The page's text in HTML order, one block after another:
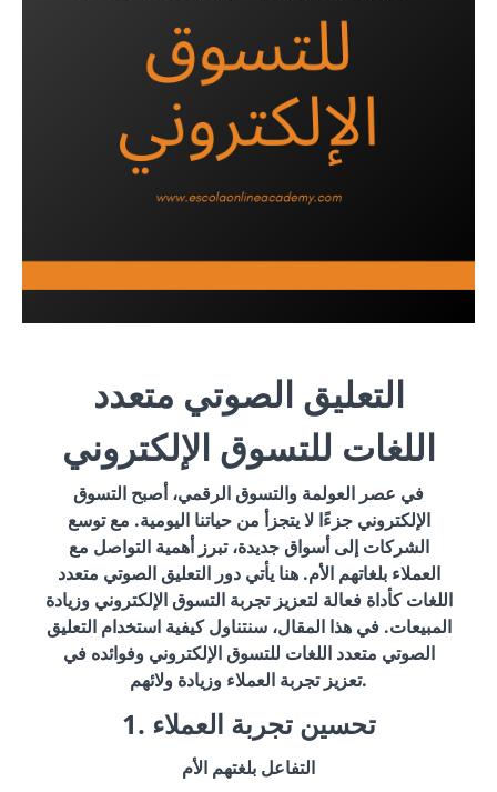
التعليق الصوتي متعدد
اللغات للتسوق الإلكتروني
في عصر العولمة والتسوق الرقمي، أصبح التسوق
الإلكتروني جزءًا لا يتجزأ من حياتنا اليومية. مع توسع
الشركات إلى أسواق جديدة، تبرز أهمية التواصل مع
العملاء بلغاتهم الأم. هنا يأتي دور التعليق الصوتي متعدد
اللغات كأداة فعالة لتعزيز تجربة التسوق الإلكتروني وزيادة
المبيعات. في هذا المقال، سنتناول كيفية استخدام التعليق
الصوتي متعدد اللغات للتسوق الإلكتروني وفوائده في
تعزيز تجربة العملاء وزيادة ولائهم.
1. تحسين تجربة العملاء
التفاعل بلغتهم الأم